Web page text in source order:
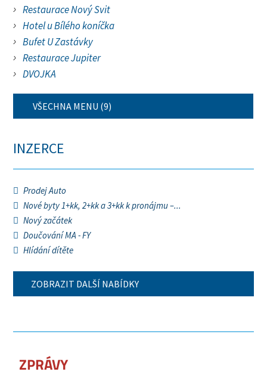
Restaurace Nový Svit
Hotel u Bílého koníčka
Bufet U Zastávky
Restaurace Jupiter
DVOJKA
VŠECHNA MENU (9)
INZERCE
Prodej Auto
Nové byty 1+kk, 2+kk a 3+kk k pronájmu –...
Nový začátek
Doučování MA - FY
Hlídání dítěte
ZOBRAZIT DALŠÍ NABÍDKY
ZPRÁVY